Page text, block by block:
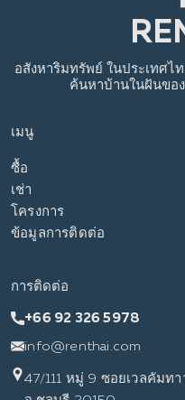
เมนู
ซื้อ
เช่า
โครงการ
ข้อมูลการติดต่อ
อสังหาริมทรัพย์ ในประเทศไ
ค้นหาบ้านในฝันขอ
การติดต่อ
+66 92 326 5978
info@renthai.com
47/111 หมู่ 9 ซอยเวลคัมท